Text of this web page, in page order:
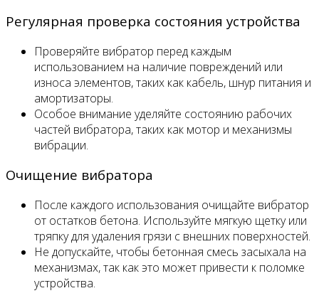
Регулярная проверка состояния устройства
Проверяйте вибратор перед каждым
использованием на наличие повреждений или
износа элементов, таких как кабель, шнур питания и
амортизаторы.
Особое внимание уделяйте состоянию рабочих
частей вибратора, таких как мотор и механизмы
вибрации.
Очищение вибратора
После каждого использования очищайте вибратор
от остатков бетона. Используйте мягкую щетку или
тряпку для удаления грязи с внешних поверхностей.
Не допускайте, чтобы бетонная смесь засыхала на
механизмах, так как это может привести к поломке
устройства.